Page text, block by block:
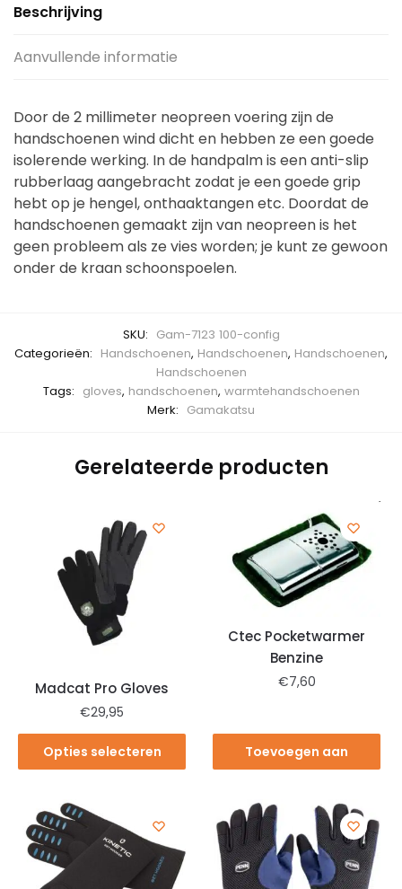
Beschrijving
Aanvullende informatie
Door de 2 millimeter neopreen voering zijn de
handschoenen wind dicht en hebben ze een goede
isolerende werking. In de handpalm is een anti-slip
rubberlaag aangebracht zodat je een goede grip
hebt op je hengel, onthaaktangen etc. Doordat de
handschoenen gemaakt zijn van neopreen is het
geen probleem als ze vies worden; je kunt ze gewoon
onder de kraan schoonspoelen.
SKU: Gam-7123 100-config
Categorieën: Handschoenen, Handschoenen, Handschoenen,
Handschoenen
Tags: gloves, handschoenen, warmtehandschoenen
Merk: Gamakatsu
Gerelateerde producten
Madcat Pro Gloves
€29,95
Opties selecteren
Ctec Pocketwarmer
Benzine
€7,60
Toevoegen aan